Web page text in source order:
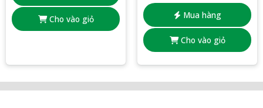
Cho vào giỏ Mua hàng
Cho vào giỏ